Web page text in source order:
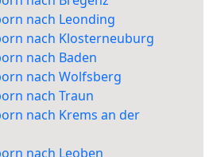
nach Leonding
nach Klosterneuburg
nach Baden
nach Wolfsberg
nach Traun
nach Krems an der
nach Leoben